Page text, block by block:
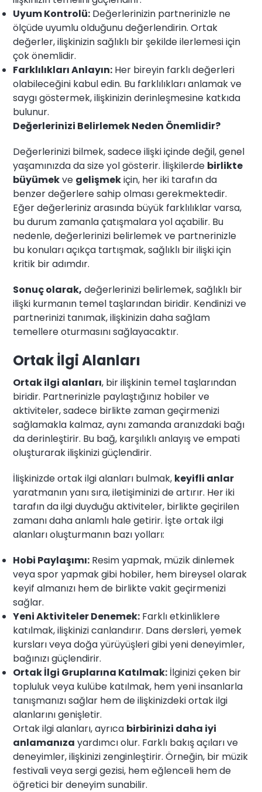
Uyum Kontrolü: Değerlerinizin partnerinizle ne
ölçüde uyumlu olduğunu değerlendirin. Ortak
değerler, ilişkinizin sağlıklı bir şekilde ilerlemesi için
çok önemlidir.
Farklılıkları Anlayın: Her bireyin farklı değerleri
olabileceğini kabul edin. Bu farklılıkları anlamak ve
saygı göstermek, ilişkinizin derinleşmesine katkıda
bulunur.
Değerlerinizi Belirlemek Neden Önemlidir?
Değerlerinizi bilmek, sadece ilişki içinde değil, genel
yaşamınızda da size yol gösterir. İlişkilerde birlikte
büyümekve gelişmekiçin, her iki tarafın da
benzer değerlere sahip olması gerekmektedir.
Eğer değerleriniz arasında büyük farklılıklar varsa,
bu durum zamanla çatışmalara yol açabilir. Bu
nedenle, değerlerinizi belirlemek ve partnerinizle
bu konuları açıkça tartışmak, sağlıklı bir ilişki için
kritik bir adımdır.
Sonuç olarak, değerlerinizi belirlemek, sağlıklı bir
ilişki kurmanın temel taşlarından biridir. Kendinizi ve
partnerinizi tanımak, ilişkinizin daha sağlam
temellere oturmasını sağlayacaktır.
Ortak İlgi Alanları
Ortak ilgi alanları, bir ilişkinin temel taşlarından
biridir. Partnerinizle paylaştığınız hobiler ve
aktiviteler, sadece birlikte zaman geçirmenizi
sağlamakla kalmaz, aynı zamanda aranızdaki bağı
da derinleştirir. Bu bağ, karşılıklı anlayış ve empati
oluşturarak ilişkinizi güçlendirir.
İlişkinizde ortak ilgi alanları bulmak, keyifli anlar
yaratmanın yanı sıra, iletişiminizi de artırır. Her iki
tarafın da ilgi duyduğu aktiviteler, birlikte geçirilen
zamanı daha anlamlı hale getirir. İşte ortak ilgi
alanları oluşturmanın bazı yolları:
Hobi Paylaşımı: Resim yapmak, müzik dinlemek
veya spor yapmak gibi hobiler, hem bireysel olarak
keyif almanızı hem de birlikte vakit geçirmenizi
sağlar.
Yeni Aktiviteler Denemek: Farklı etkinliklere
katılmak, ilişkinizi canlandırır. Dans dersleri, yemek
kursları veya doğa yürüyüşleri gibi yeni deneyimler,
bağınızı güçlendirir.
Ortak İlgi Gruplarına Katılmak: İlginizi çeken bir
topluluk veya kulübe katılmak, hem yeni insanlarla
tanışmanızı sağlar hem de ilişkinizdeki ortak ilgi
alanlarını genişletir.
Ortak ilgi alanları, ayrıca birbirinizi daha iyi
anlamanıza yardımcı olur. Farklı bakış açıları ve
deneyimler, ilişkinizi zenginleştirir. Örneğin, bir müzik
festivali veya sergi gezisi, hem eğlenceli hem de
öğretici bir deneyim sunabilir.